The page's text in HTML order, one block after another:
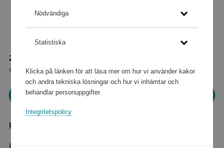
28 960 poäng
eller
362 kr
Logga in för att kunna handla
Produktbeskrivning
Nödvändiga
Statistiska
Klicka på länken för att läsa mer om hur vi använder kakor
och andra tekniska lösningar och hur vi inhämtar och
behandlar personuppgifter.
Integritetspolicy